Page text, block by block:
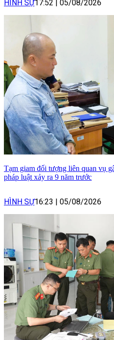
HÌNH SỰ17:52 05/08/2026
Tạm giam đối tượng liên quan vụ
pháp luật xảy ra 9 năm trước
HÌNH SỰ16:23 05/08/2026